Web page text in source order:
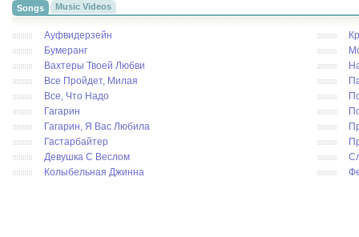
Songs Music Videos
Ауфвидерзейн
Бумеранг
Вахтеры Твоей Любви
Все Пройдет, Милая
Все, Что Надо
Гагарин
Гагарин, Я Вас Любила
Гастарбайтер
Девушка С Веслом
Колыбельная Джинна